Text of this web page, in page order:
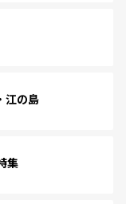
江の島
集